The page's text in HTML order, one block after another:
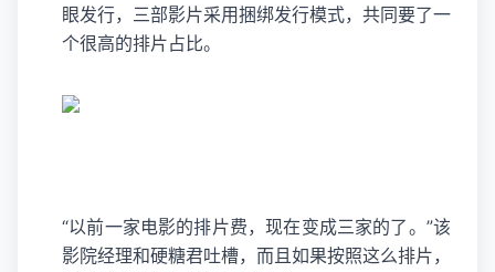
眼发行，三部影片采用捆绑发行模式，共同要了一
个很高的排片占比。
“以前一家电影的排片费，现在变成三家的了。”该
影院经理和硬糖君吐槽，而且如果按照这么排片，